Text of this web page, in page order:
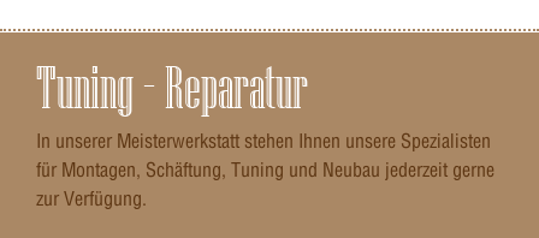
Tuning – Reparatur
In unserer Meisterwerkstatt stehen Ihnen unsere Spezialisten
für Montagen, Schäftung, Tuning und Neubau jederzeit gerne
zur Verfügung.